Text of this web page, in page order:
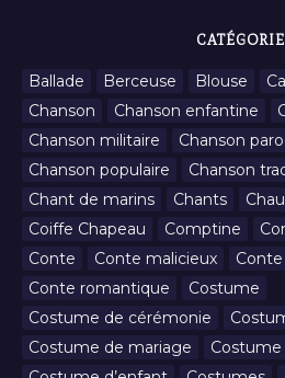
Ballade Berceuse Blouse
Chanson
Chanson enfantine
Chanson militaire
Chanson
Chanson populaire
Chanson
Chant de marins
Chants
Coiffe Chapeau
Comptine
Conte
Conte malicieux
Conte romantique
Costume
Costume de cérémonie
Costume de mariage
Costume